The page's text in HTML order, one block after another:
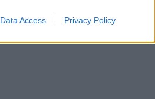
Data Access Privacy Policy